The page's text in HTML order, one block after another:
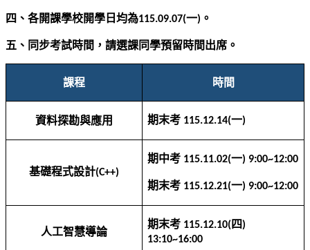
四、各開課學校開學日均為115.09.07(一) 。
五、同步考試時間，請選課同學預留時間出席。
課程 時間
資料探勘與應用 期末考 115.12.14(一)
基礎程式設計(C++)
期中考 115.11.02(一) 9:00~12:00
期末考 115.12.21(一) 9:00~12:00
人工智慧導論
期末考 115.12.10( 四)
13:10~16:00